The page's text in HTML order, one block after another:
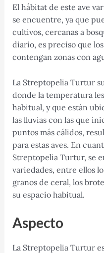
El hábitat de este ave
se encuentre, ya que
cultivos, cercanas a
diario, es preciso que
contengan zonas con
La Streptopelia Turtur
donde la temperatura
habitual, y que están
las lluvias con las que
puntos más cálidos,
para estas aves. En
Streptopelia Turtur, se
variedades, entre ellos
granos de ceral, los
su espacio habitual.
Aspecto
La Streptopelia Turtur